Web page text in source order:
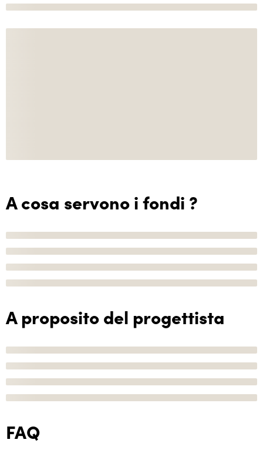
A cosa servono i fondi ?
A proposito del progettista
FAQ